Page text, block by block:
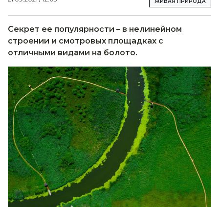
ЖИВАЯ ПРИРОДА
Секрет ее популярности – в нелинейном
строении и смотровых площадках с
отличными видами на болото.